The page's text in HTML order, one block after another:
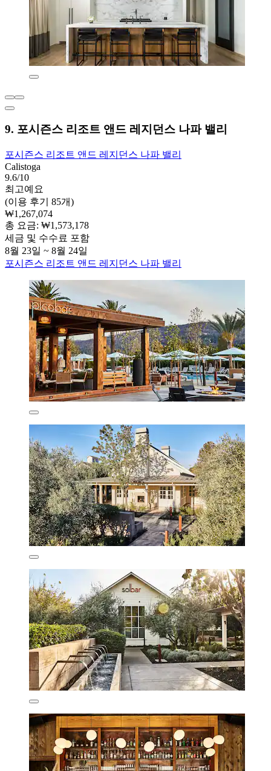
9. 포시즌스 리조트 앤드 레지던스 나파 밸리
포시즌스 리조트 앤드 레지던스 나파 밸리
Calistoga
9.6/10
최고예요
(이용 후기 85개)
₩1,267,074
총 요금: ₩1,573,178
세금 및 수수료 포함
8월 23일 ~ 8월 24일
포시즌스 리조트 앤드 레지던스 나파 밸리